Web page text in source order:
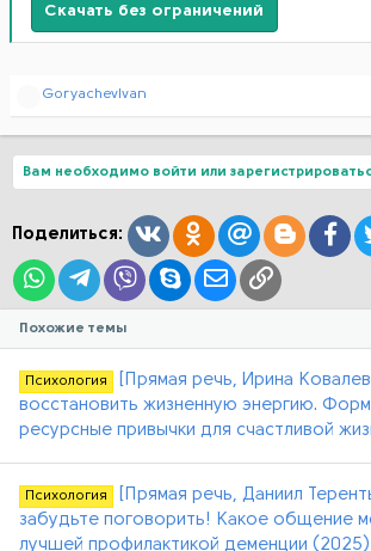
Скачать без ограничений
Р
ц
и
:
GoryachevIvan
Вам необходимо войти или
Поделиться: ВконтактеОдноклассники
Mail.ruBlogger
WhatsAppTelegram
ViberSkypeЭлектронная
Ссылка
Похожие темы
Психология
[Прямая речь, Ирина
восстановить жизненную энергию.
ресурсные привычки для счастливой
Психология
[Прямая речь, Даниил
забудьте поговорить! Какое общение
лучшей профилактикой деменции (2025)